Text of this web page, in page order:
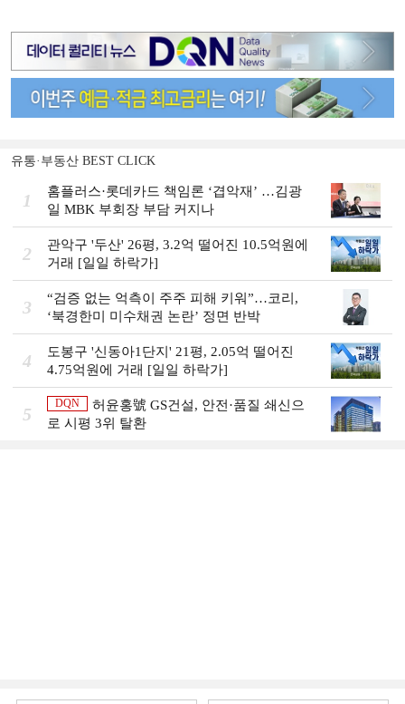
유통·부동산 BEST CLICK
1
홈플러스·롯데카드 책임론 ‘겹악재’ …김광
일 MBK 부회장 부담 커지나
2
관악구 '두산' 26평, 3.2억 떨어진 10.5억원에
거래 [일일 하락가]
3
“검증 없는 억측이 주주 피해 키워”…코리,
‘북경한미 미수채권 논란’ 정면 반박
4
도봉구 '신동아1단지' 21평, 2.05억 떨어진
4.75억원에 거래 [일일 하락가]
5
DQN
허윤홍號 GS건설, 안전·품질 쇄신으
로 시평 3위 탈환